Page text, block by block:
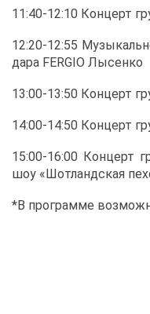
11:40-12:10 Кон­церт
12:20-12:55
да­ра FERGIO Лы­сен­ко
13:00-13:50 Кон­церт
14:00-14:50 Кон­церт
15:00-16:00 Кон­церт
шоу «Шот­ланд­ская
*В про­грам­ме